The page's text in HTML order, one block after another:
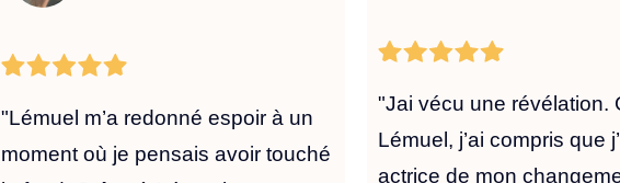
"Lémuel m’a redonné espoir à un
moment où je pensais avoir touché
"Jai vécu une révélation.
Lémuel, j’ai compris que
actrice de mon